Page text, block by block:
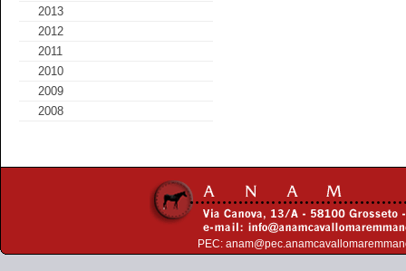
2013
2012
2011
2010
2009
2008
PEC: